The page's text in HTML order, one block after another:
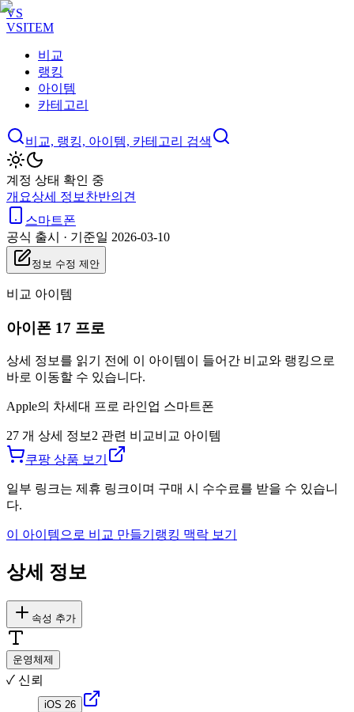
VS
VSITEM
비교
랭킹
아이템
카테고리
비교, 랭킹, 아이템, 카테고리 검색
계정 상태 확인 중
개요상세 정보 찬반의견
스마트폰
공식 출시
· 기준일 2026-03-10
정보 수정 제안
비교 아이템
아이폰 17 프로
상세 정보를 읽기 전에 이 아이템이 들어간 비교와 랭킹으로
바로 이동할 수 있습니다.
Apple의 차세대 프로 라인업 스마트폰
27 개 상세 정보2 관련 비교비교 아이템
쿠팡 상품 보기
일부 링크는 제휴 링크이며 구매 시 수수료를 받을 수 있습니
다.
이 아이템으로 비교 만들기 랭킹 맥락 보기
상세 정보
속성 추가
운영체제
✓ 신뢰
iOS 26